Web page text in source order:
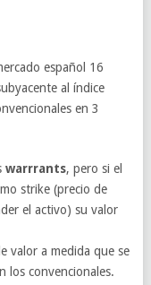
español 16
al índice
en 3
warrrants, pero si el
strike (precio de
el activo) su valor
valor a medida que se
los convencionales.